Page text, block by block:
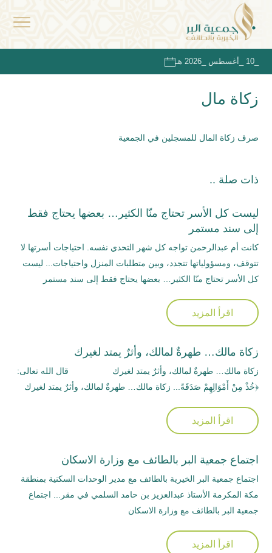
زكاة مال
صرف زكاة المال للمسجلين في الجمعية
ذات صلة ..
ليست كل الأسر تحتاج منّا الكثير… بعضها يحتاج فقط
إلى سند مستمر
كانت أم عبدالرحمن تواجه كل شهر التحدي نفسه. احتياجات أسرتها لا
تتوقف، ومسؤولياتها تتجدد، وبين متطلبات المنزل واحتياجات... ليست
كل الأسر تحتاج منّا الكثير… بعضها يحتاج فقط إلى سند مستمر
اقرأ المزيد
زكاة مالك… طهرةٌ لمالك، وأثرٌ يمتد لغيرك
زكاة مالك… طهرةٌ لمالك، وأثرٌ يمتد لغيرك قال الله تعالى:
﴿خُذْ مِنْ أَمْوَالِهِمْ صَدَقَةً... زكاة مالك… طهرةٌ لمالك، وأثرٌ يمتد لغيرك
اقرأ المزيد
اجتماع جمعية البر بالطائف مع وزارة الاسكان
اجتماع جمعية البر الخيرية بالطائف مع مدير الوحدات السكنية بمنطقة
مكة المكرمة الأستاذ عبدالعزيز بن حامد السلمي في مقر... اجتماع
جمعية البر بالطائف مع وزارة الاسكان
اقرأ المزيد